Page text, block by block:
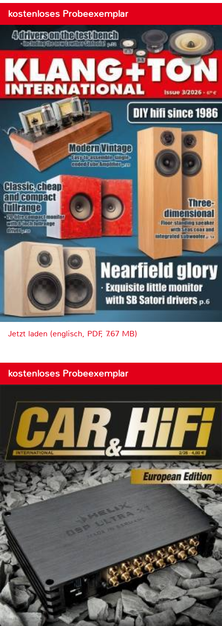
kostenloses Probeexemplar
Jetzt laden (englisch, PDF, 7.67 MB)
kostenloses Probeexemplar